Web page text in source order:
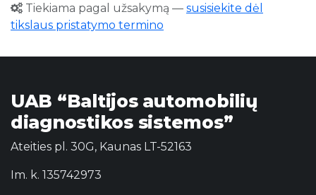
Tiekiama pagal užsakymą — susisiekite dėl
tikslaus pristatymo termino
UAB “Baltijos automobilių
diagnostikos sistemos”
Ateities pl. 30G, Kaunas LT-52163
Im. k. 135742973